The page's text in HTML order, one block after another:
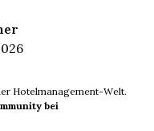
Hotelmanagement-Welt.
bei